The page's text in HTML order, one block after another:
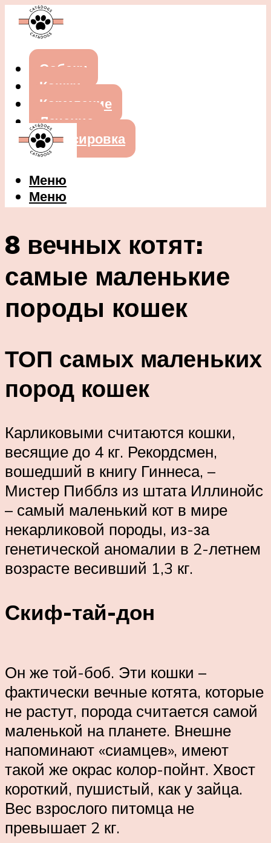
Собаки
Кошки
Кормление
Лечение
Дрессировка
Меню
Меню
8 вечных котят:
самые маленькие
породы кошек
ТОП самых маленьких
пород кошек
Карликовыми считаются кошки,
весящие до 4 кг. Рекордсмен,
вошедший в книгу Гиннеса, –
Мистер Пибблз из штата Иллинойс
– самый маленький кот в мире
некарликовой породы, из-за
генетической аномалии в 2-летнем
возрасте весивший 1,3 кг.
Скиф-тай-дон
Он же той-боб. Эти кошки –
фактически вечные котята, которые
не растут, порода считается самой
маленькой на планете. Внешне
напоминают «сиамцев», имеют
такой же окрас колор-пойнт. Хвост
короткий, пушистый, как у зайца.
Вес взрослого питомца не
превышает 2 кг.